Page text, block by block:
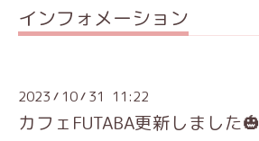
インフォメーション
2023 / 10/ 31 11:22
カフェFUTABA更新しました🎃